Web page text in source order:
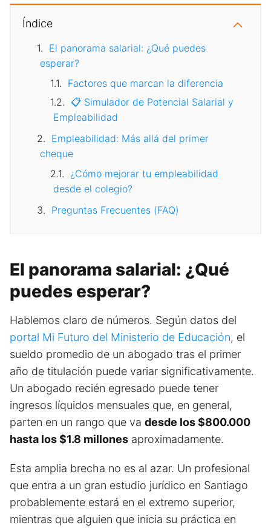
Índice
El panorama salarial: ¿Qué puedes
esperar?
Factores que marcan la diferencia
📋 Simulador de Potencial Salarial y
Empleabilidad
Empleabilidad: Más allá del primer
cheque
¿Cómo mejorar tu empleabilidad
desde el colegio?
Preguntas Frecuentes (FAQ)
El panorama salarial: ¿Qué
puedes esperar?
Hablemos claro de números. Según datos del
portal Mi Futuro del Ministerio de Educación, el
sueldo promedio de un abogado tras el primer
año de titulación puede variar significativamente.
Un abogado recién egresado puede tener
ingresos líquidos mensuales que, en general,
parten en un rango que va desde los $800.000
hasta los $1.8 millones aproximadamente.
Esta amplia brecha no es al azar. Un profesional
que entra a un gran estudio jurídico en Santiago
probablemente estará en el extremo superior,
mientras que alguien que inicia su práctica en